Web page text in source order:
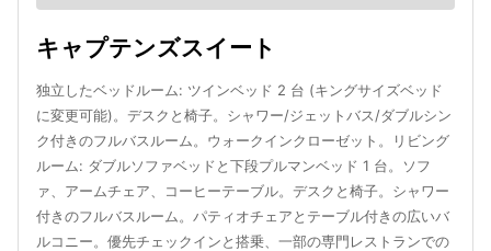
キャプテンズスイート
独立したベッドルーム: ツインベッド 2 台 (キングサイズベッド
に変更可能)。デスクと椅子。シャワー/ジェットバス/ダブルシン
ク付きのフルバスルーム。ウォークインクローゼット。リビング
ルーム: ダブルソファベッドと下段プルマンベッド 1 台。ソフ
ァ、アームチェア、コーヒーテーブル。デスクと椅子。シャワー
付きのフルバスルーム。パティオチェアとテーブル付きの広いバ
ルコニー。優先チェックインと搭乗、一部の専門レストランでの